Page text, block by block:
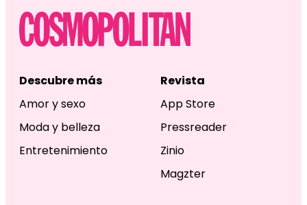
Descubre más
Amor y sexo
Moda y belleza
Entretenimiento
Revista
App Store
Pressreader
Zinio
Magzter